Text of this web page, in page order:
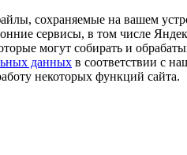
сохраняемые на вашем
сервисы, в том числе
могут собирать и
данных в соответствии с
некоторых функций сайта.